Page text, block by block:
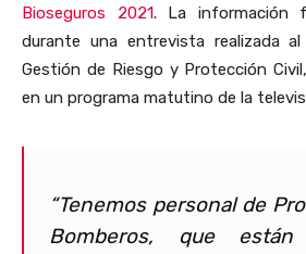
Bioseguros 2021. La información
durante una entrevista realizada
Gestión de Riesgo y Protección Civil,
en un programa matutino de la
“Tenemos personal de
Bomberos, que